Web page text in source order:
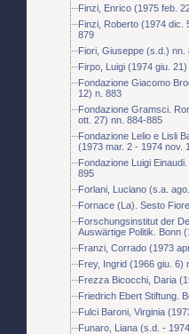
Finzi, Enrico (1975 feb.
Finzi, Roberto (1974 dic.
879
Fiori, Giuseppe (s.d.) nn.
Firpo, Luigi (1974 giu.
Fondazione Giacomo
12) n. 883
Fondazione Gramsci.
ott. 27) nn. 884-885
Fondazione Lelio e Lisli
(1973 mar. 2 - 1974 nov.
Fondazione Luigi
895
Forlani, Luciano (s.a.
Fornace (La). Sesto
Forschungsinstitut der
Auswärtige Politik. Bonn
Franzi, Corrado (1973
Frey, Ingrid (1966 giu. 6)
Frezza Bicocchi, Daria
Friedrich Ebert Stiftung.
Fulci Baroni, Virginia
Funaro, Liana (s.d. -